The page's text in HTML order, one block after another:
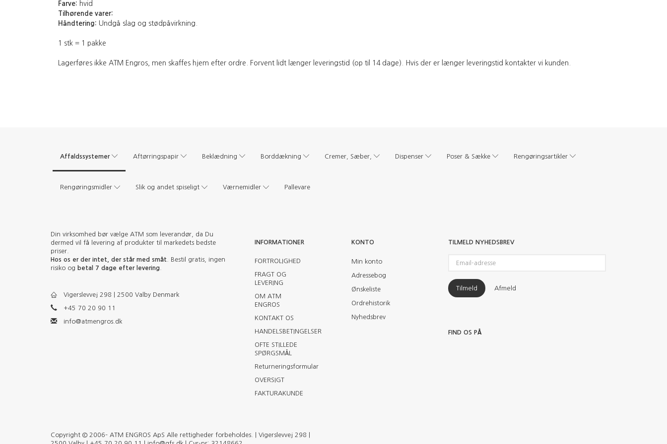
Farve: hvid
Tilhørende varer:
Håndtering: Undgå slag og stødpåvirkning.
1 stk = 1 pakke
Lagerføres ikke ATM Engros, men skaffes hjem efter ordre. Forvent lidt længer leveringstid (op til 14 dage). Hvis der er længer leveringstid kontakter vi kunden.
Affaldssystemer Aftørringspapir Beklædning Borddækning Cremer, Sæber, Dispenser Poser & Sække Rengøringsartikler
Rengøringsmidler Slik og andet spiseligt Værnemidler Pallevare
Din virksomhed bør vælge ATM som leverandør, da Du
dermed vil få levering af produkter til markedets bedste
priser.
Hos os er der intet, der står med småt . Bestil gratis, ingen
risiko og betal 7 dage efter levering
Vigerslevvej 298 | 2500 Valby Denmark
+45 70 20 90 11
info@atmengros.dk
INFORMATIONER
FORTROLIGHED
FRAGT OG
LEVERING
OM ATM
ENGROS
KONTAKT OS
HANDELSBETINGELSER
OFTE STILLEDE
SPØRGSMÅL
Returneringsformular
OVERSIGT
FAKTURAKUNDE
KONTO
Min konto
Adressebog
Ønskeliste
Ordrehistorik
Nyhedsbrev
TILMELD NYHEDSBREV
adresse
Tilmeld Afmeld
FIND OS PÅ
Copyright © 2006– ATM ENGROS ApS Alle rettigheder forbeholdes. | Vigerslevvej 298 |